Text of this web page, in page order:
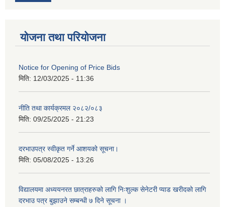
योजना तथा परियोजना
Notice for Opening of Price Bids
मिति: 12/03/2025 - 11:36
नीति तथा कार्यक्रमल २०८२/०८३
मिति: 09/25/2025 - 21:23
दरभाउपत्र स्वीकृत गर्ने आशयको सूचना।
मिति: 05/08/2025 - 13:26
विद्यालयमा अध्ययनरत छात्राहरुको लागि निःशुल्क सेनेटरी प्याड खरीदको लागि
दरभाउ पत्र बुझाउने सम्बन्धी ७ दिने सूचना ।